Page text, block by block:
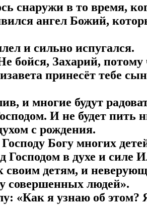
снаружи в то время,
ангел Божий,
и сильно испугался.
бойся, Захарий,
принесёт тебе
и многие будут
И не будет пить
с рождения.
Богу многих
Господом в духе и силе
своим детям, и
совершенных людей».
«Как я узнаю об